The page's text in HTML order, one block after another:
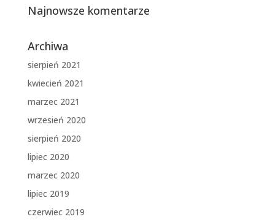
Najnowsze komentarze
Archiwa
sierpień 2021
kwiecień 2021
marzec 2021
wrzesień 2020
sierpień 2020
lipiec 2020
marzec 2020
lipiec 2019
czerwiec 2019